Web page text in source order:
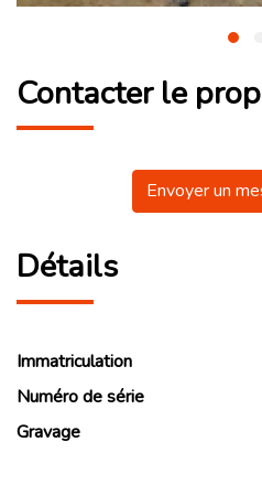
Contacter le
Envoyer un
Détails
Immatriculation
Numéro de série
Gravage